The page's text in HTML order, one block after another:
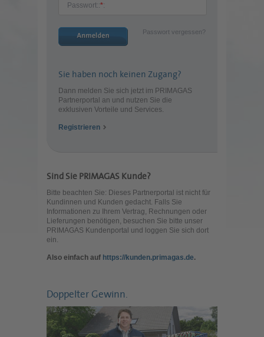
Passwort::*:
Passwort vergessen?
Sie haben noch keinen Zugang?
Dann melden Sie sich jetzt im PRIMAGAS
Partnerportal an und nutzen Sie die
exklusiven Vorteile und Services.
Registrieren
Sind Sie PRIMAGAS Kunde?
Bitte beachten Sie: Dieses Partnerportal ist nicht für
Kundinnen und Kunden gedacht. Falls Sie
Informationen zu Ihrem Vertrag, Rechnungen oder
Lieferungen benötigen, besuchen Sie bitte unser
PRIMAGAS Kundenportal und loggen Sie sich dort
ein.
Also einfach auf https://kunden.primagas.de.
Doppelter Gewinn.